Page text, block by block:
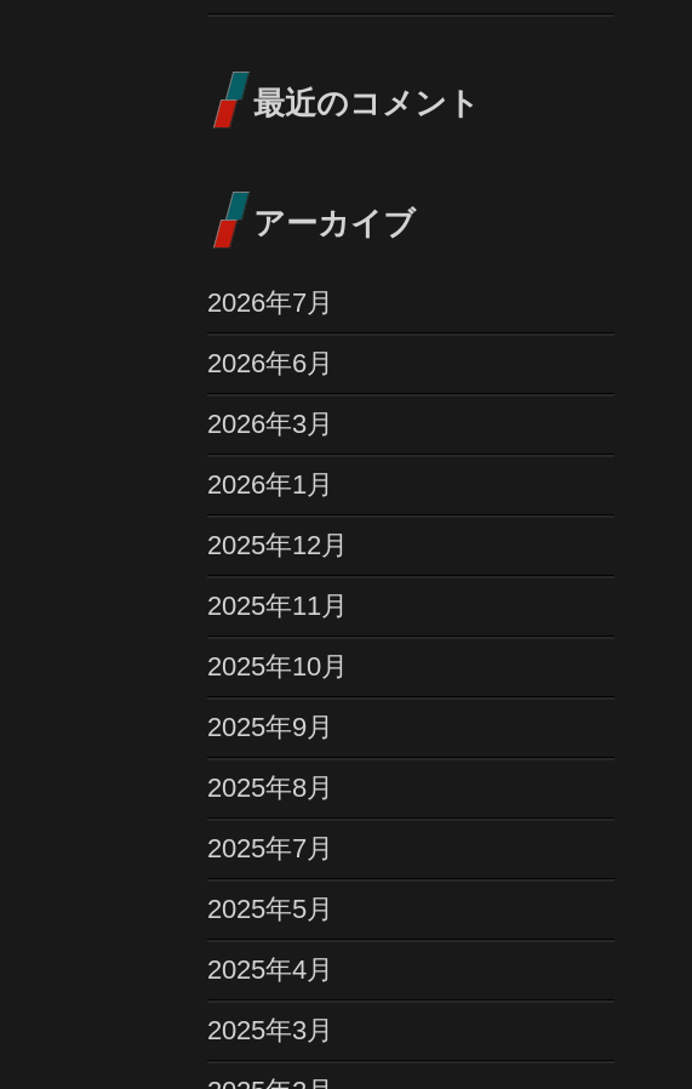
最近のコメント
アーカイブ
2026年7月
2026年6月
2026年3月
2026年1月
2025年12月
2025年11月
2025年10月
2025年9月
2025年8月
2025年7月
2025年5月
2025年4月
2025年3月